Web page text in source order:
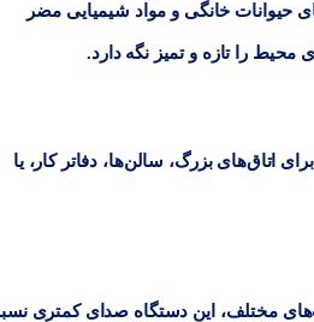
حیوانات خانگی و مواد شیمیایی مضر
اتاق‌های بزرگ، سالن‌ها، دفاتر کار، یا
مختلف، این دستگاه صدای کمتری